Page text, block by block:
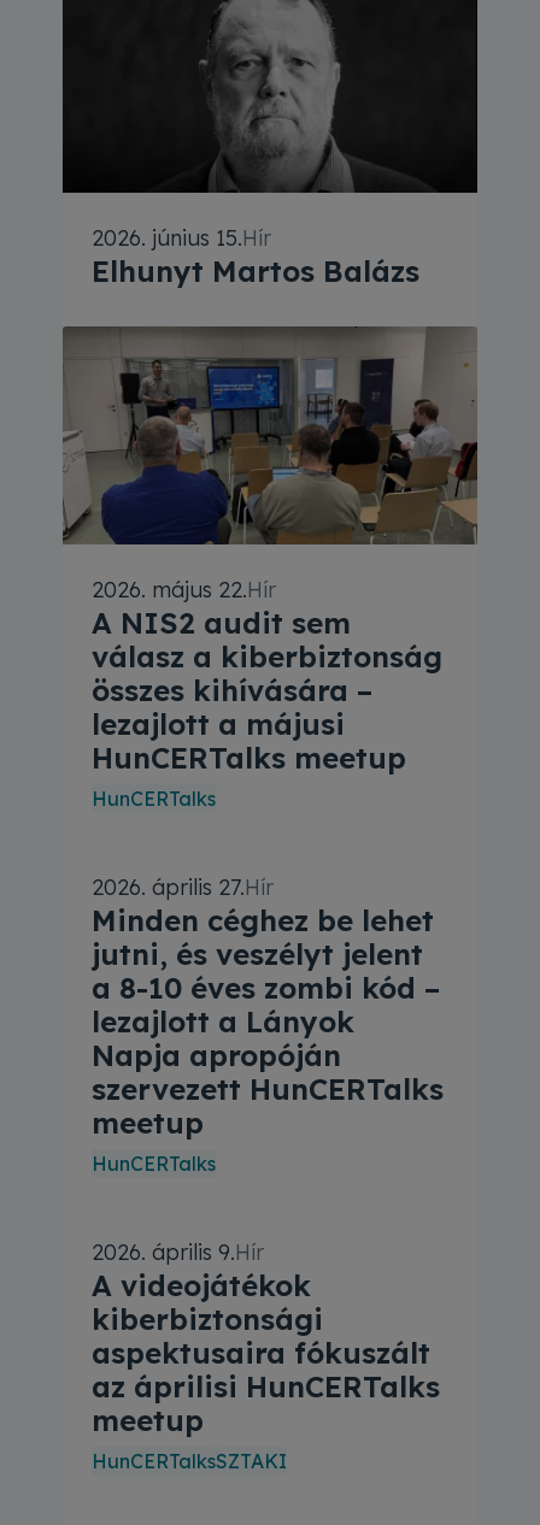
2026. június 15.Hír
Elhunyt Martos Balázs
2026. május 22.Hír
A NIS2 audit sem
válasz a kiberbiztonság
összes kihívására –
lezajlott a májusi
HunCERTalks meetup
HunCERTalks
2026. április 27.Hír
Minden céghez be lehet
jutni, és veszélyt jelent
a 8-10 éves zombi kód –
lezajlott a Lányok
Napja apropóján
szervezett HunCERTalks
meetup
HunCERTalks
2026. április 9.Hír
A videojátékok
kiberbiztonsági
aspektusaira fókuszált
az áprilisi HunCERTalks
meetup
HunCERTalksSZTAKI